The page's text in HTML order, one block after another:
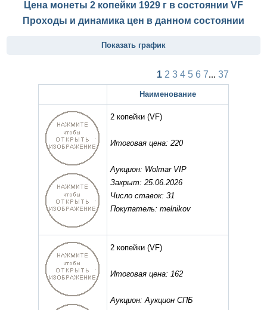
Цена монеты 2 копейки 1929 г в состоянии VF
Проходы и динамика цен в данном состоянии
Показать график
1 2 3 4 5 6 7... 37
Наименование
2 копейки (VF)
Итоговая цена: 220
Аукцион: Wolmar VIP
Закрыт: 25.06.2026
Число ставок: 31
Покупатель: melnikov
2 копейки (VF)
Итоговая цена: 162
Аукцион: Аукцион СПБ